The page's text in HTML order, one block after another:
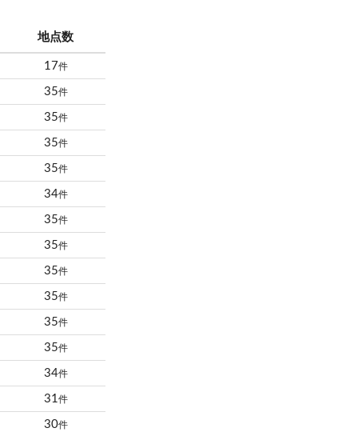
地点数
17件
35件
35件
35件
35件
34件
35件
35件
35件
35件
35件
35件
34件
31件
30件